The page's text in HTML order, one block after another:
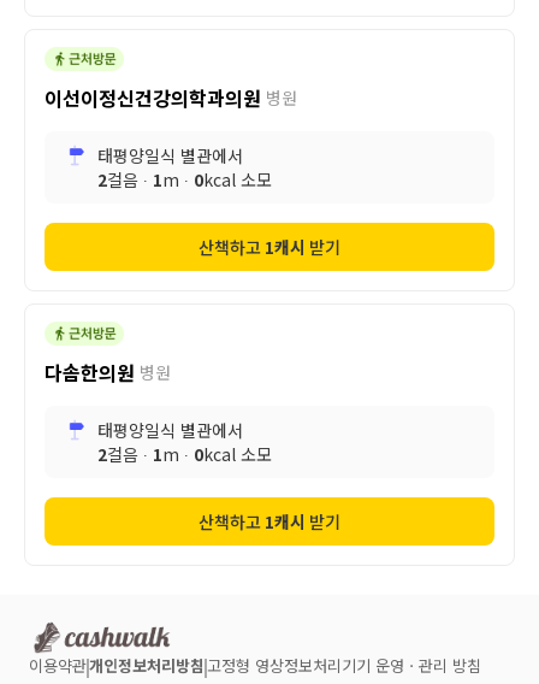
이선이정신건강의학과의원 병원
태평양일식 별관에서
2걸음 ∙ 1m ∙ 0kcal 소모
산책하고 1캐시 받기
다솜한의원 병원
태평양일식 별관에서
2걸음 ∙ 1m ∙ 0kcal 소모
산책하고 1캐시 받기
이용약관개인정보처리방침 고정형 영상정보처리기기 운영ㆍ관리 방침